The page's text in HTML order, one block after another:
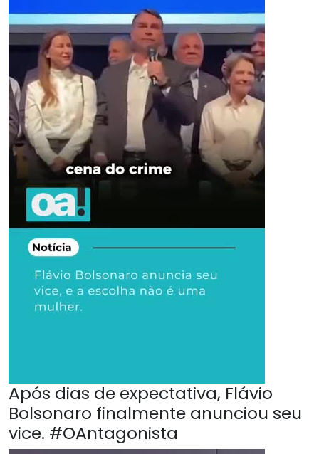
Após dias de expectativa, Flávio
Bolsonaro finalmente anunciou seu
vice. #OAntagonista